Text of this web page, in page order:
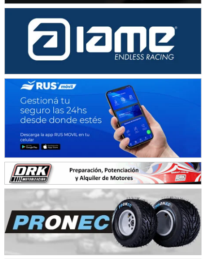
Ciudad de Trenque Lauquen (Asfalto)
Trenque Lauquen (Buenos Aires)
ENTRERRIANO - F6 (POSTERGADA)
Parque de la Velocidad (Asfalto)
VICTORIENSE - F7
El Cerro (Tierra)
Victoria (Entre Ríos)
PATAGONICO - F6
Moto Club Reginense (Tierra)
Gral. E. Godoy (Río Negro)
CSK - F7
Juventud Unida (Tierra)
Humboldt (Santa Fe)
NORESTE SANTAFESINO - F6
Ciudad de Avellaneda (Asfalto)
Avellaneda (Santa Fe)
SUR SANTAFESINO - F4
Rufino (Santa Fe)